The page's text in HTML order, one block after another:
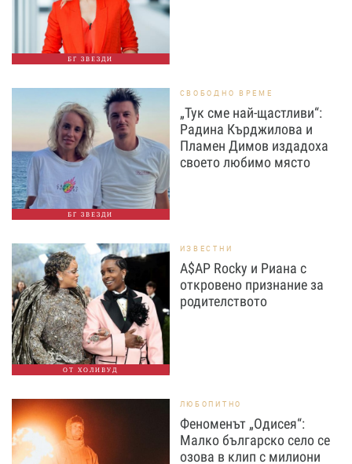
БГ ЗВЕЗДИ
БГ ЗВЕЗДИ
СВОБОДНО ВРЕМЕ
„Тук сме най-щастливи“:
Радина Кърджилова и
Пламен Димов издадоха
своето любимо място
ОТ ХОЛИВУД
ИЗВЕСТНИ
A$AP Rocky и Риана с
откровено признание за
родителството
ЛЮБОПИТНО
Феноменът „Одисея“:
Малко българско село се
озова в клип с милиони